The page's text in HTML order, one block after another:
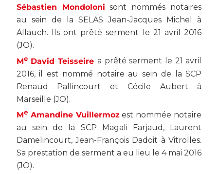
Sébastien Mondoloni sont nommés notaires
au sein de la SELAS Jean-Jacques Michel à
Allauch. Ils ont prêté serment le 21 avril 2016
(JO).
MeDavid Teisseire a prêté serment le 21 avril
2016, il est nommé notaire au sein de la SCP
Renaud Pallincourt et Cécile Aubert à
Marseille (JO).
MeAmandine Vuillermozest nommée notaire
au sein de la SCP Magali Farjaud, Laurent
Damelincourt, Jean-François Dadoit à Vitrolles.
Sa prestation de serment a eu lieu le 4 mai 2016
(JO).